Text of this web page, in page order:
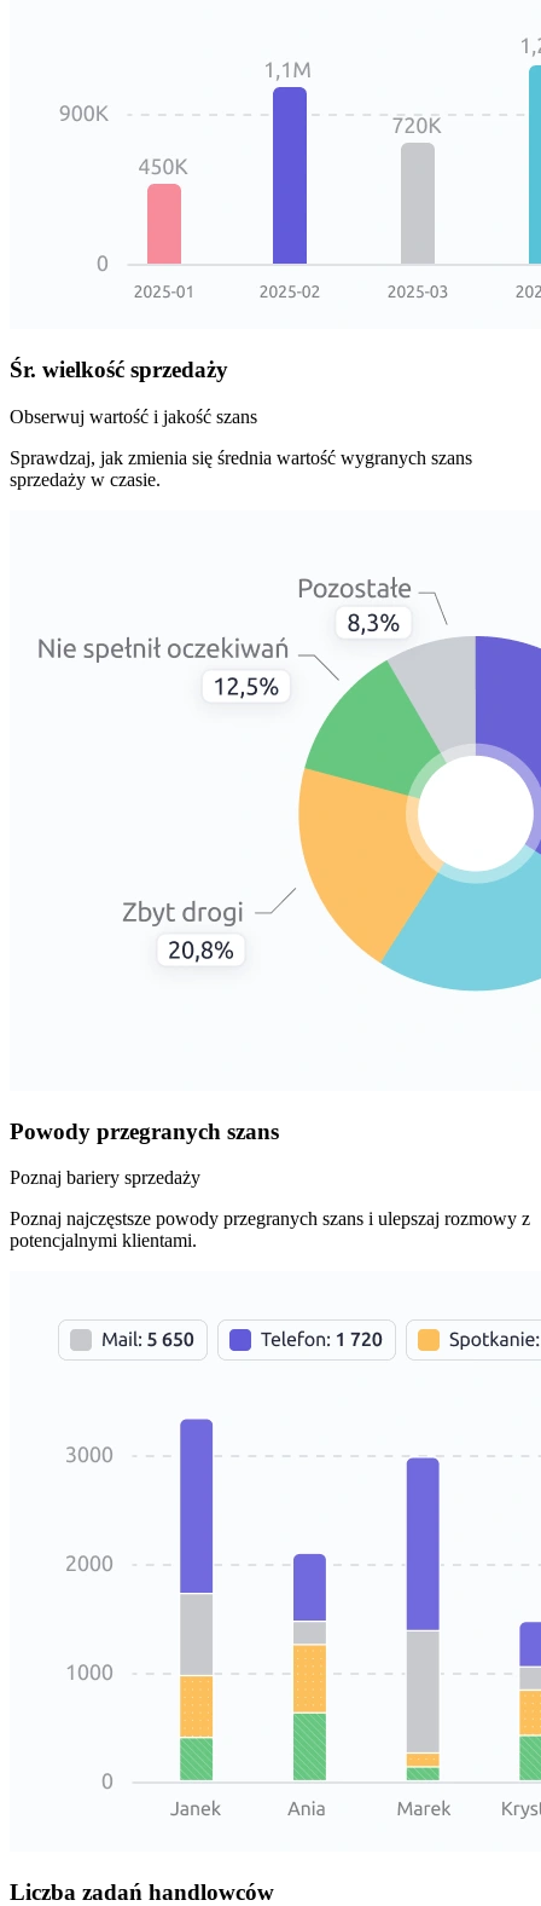
Śr. wielkość sprzedaży
Obserwuj wartość i jakość szans
Sprawdzaj, jak zmienia się średnia wartość wygranych szans
sprzedaży w czasie.
Powody przegranych szans
Poznaj bariery sprzedaży
Poznaj najczęstsze powody przegranych szans i ulepszaj rozmowy z
potencjalnymi klientami.
Liczba zadań handlowców